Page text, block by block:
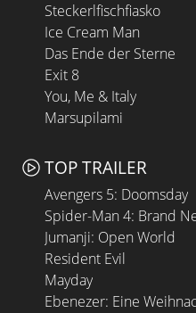
Steckerlfischfiasko
Ice Cream Man
Das Ende der Sterne
Exit 8
You, Me & Italy
Marsupilami
TOP TRAILER
Avengers 5: Doomsday
Spider-Man 4: Brand
Jumanji: Open World
Resident Evil
Mayday
Ebenezer: Eine